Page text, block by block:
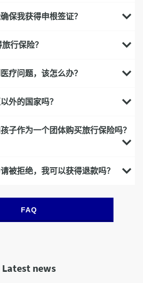
保我获得申根签证？
行保险？
疗问题，该怎么办？
外的国家吗？
子作为一个团体购买旅行保险吗？
被拒绝，我可以获得退款吗？
FAQ
Latest news